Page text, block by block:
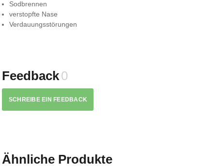
Sodbrennen
verstopfte Nase
Verdauungsstörungen
Feedback0
SCHREIBE EIN FEEDBACK
Ähnliche Produkte